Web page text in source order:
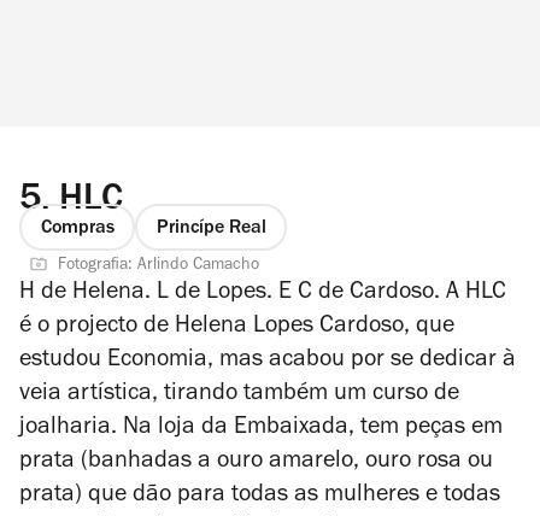
5. HLC
Compras Princípe Real
Fotografia: Arlindo Camacho
H de Helena. L de Lopes. E C de Cardoso. A HLC
é o projecto de Helena Lopes Cardoso, que
estudou Economia, mas acabou por se dedicar à
veia artística, tirando também um curso de
joalharia. Na loja da Embaixada, tem peças em
prata (banhadas a ouro amarelo, ouro rosa ou
prata) que dão para todas as mulheres e todas